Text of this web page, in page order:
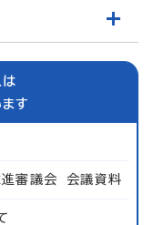
は
す
審議会 会議資料